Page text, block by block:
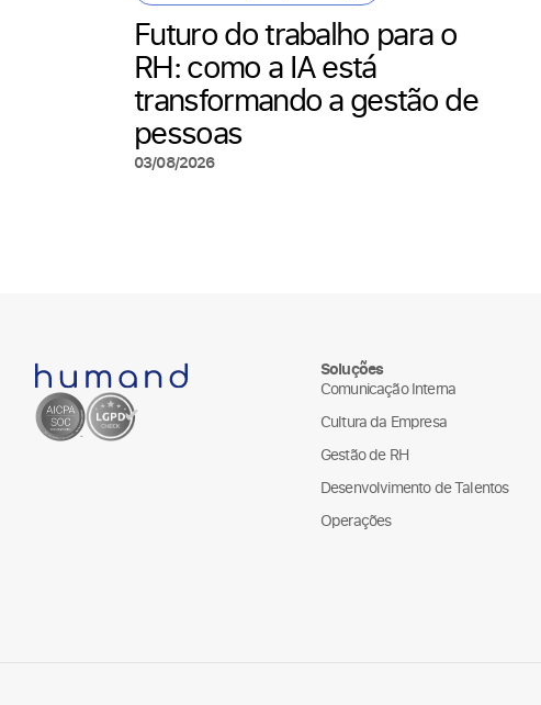
Futuro do trabalho para o
RH: como a IA está
transformando a gestão de
pessoas
03/08/2026
Soluções
Comunicação Interna
Cultura da Empresa
Gestão de RH
Desenvolvimento de Talentos
Operações